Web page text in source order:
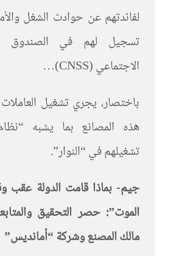
لفائدتهم عن حوادث الشغل
تسجيل لهم في الصندوق
الاجتماعي (CNSS)…
باختصار، يجري تشغيل
هذه المصانع بما يشبه
تشغيلهم في “النوار”.
جيم- بماذا قامت الدولة عقب
الموت”: حصر التحقيق
مالك المصنع وشركة “أمانديس”